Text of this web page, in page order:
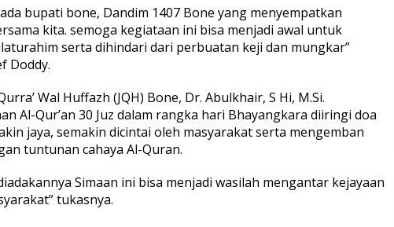
bupati bone, Dandim 1407 Bone yang menyempatkan
kita. semoga kegiataan ini bisa menjadi awal untuk
serta dihindari dari perbuatan keji dan mungkar”
Doddy.
Wal Huffazh (JQH) Bone, Dr. Abulkhair, S Hi, M.Si.
Al-Qur’an 30 Juz dalam rangka hari Bhayangkara diiringi doa
jaya, semakin dicintai oleh masyarakat serta mengemban
tuntunan cahaya Al-Quran.
Simaan ini bisa menjadi wasilah mengantar kejayaan
tukasnya.